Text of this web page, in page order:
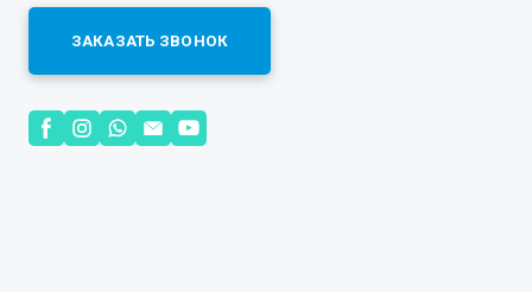
ЗАКАЗАТЬ ЗВОНОК